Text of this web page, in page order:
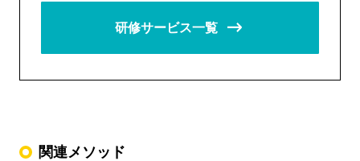
研修サービス一覧
関連メソッド